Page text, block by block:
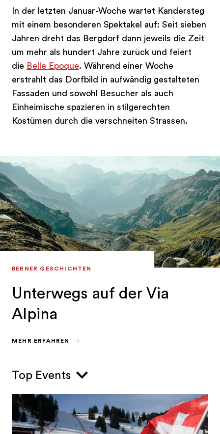
In der letzten Januar-Woche wartet Kandersteg
mit einem besonderen Spektakel auf: Seit sieben
Jahren dreht das Bergdorf dann jeweils die Zeit
um mehr als hundert Jahre zurück und feiert
die Belle Epoque. Während einer Woche
erstrahlt das Dorfbild in aufwändig gestalteten
Fassaden und sowohl Besucher als auch
Einheimische spazieren in stilgerechten
Kostümen durch die verschneiten Strassen.
BERNER GESCHICHTEN
Unterwegs auf der Via
Alpina
MEHR ERFAHREN
Top Events